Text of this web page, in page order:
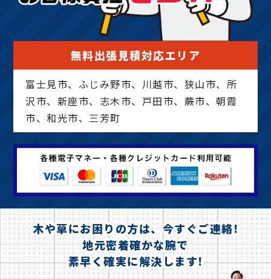
無料出張見積対応エリア
富士見市、ふじみ野市、川越市、狭山市、所
沢市、新座市、志木市、戸田市、蕨市、朝霞
市、和光市、三芳町
木や草にお困りの方は、今すぐご連絡!
地元密着確かな腕で
素早く確実に解決します!